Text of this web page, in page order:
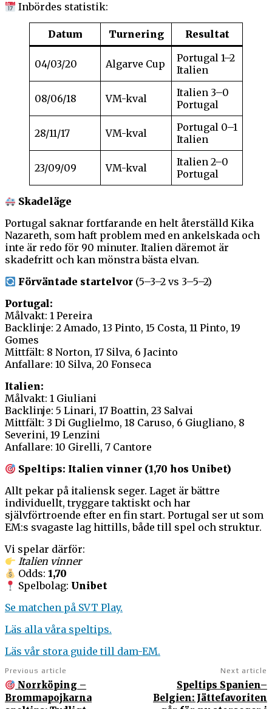
Inbördes statistik:
Datum Turnering Resultat
04/03/20 Algarve Cup
Portugal 1–2
Italien
08/06/18 VM-kval
Italien 3–0
Portugal
28/11/17 VM-kval
Portugal 0–1
Italien
23/09/09 VM-kval
Italien 2–0
Portugal
Skadeläge
Portugal saknar fortfarande en helt återställd Kika
Nazareth, som haft problem med en ankelskada och
inte är redo för 90 minuter. Italien däremot är
skadefritt och kan mönstra bästa elvan.
Förväntade startelvor (5–3–2 vs 3–5–2)
Portugal:
Målvakt: 1 Pereira
Backlinje: 2 Amado, 13 Pinto, 15 Costa, 11 Pinto, 19
Gomes
Mittfält: 8 Norton, 17 Silva, 6 Jacinto
Anfallare: 10 Silva, 20 Fonseca
Italien:
Målvakt: 1 Giuliani
Backlinje: 5 Linari, 17 Boattin, 23 Salvai
Mittfält: 3 Di Guglielmo, 18 Caruso, 6 Giugliano, 8
Severini, 19 Lenzini
Anfallare: 10 Girelli, 7 Cantore
Speltips: Italien vinner (1,70 hos Unibet)
Allt pekar på italiensk seger. Laget är bättre
individuellt, tryggare taktiskt och har
självförtroende efter en fin start. Portugal ser ut som
EM:s svagaste lag hittills, både till spel och struktur.
Vi spelar därför:
Italien vinner
Odds:1,70
Spelbolag: Unibet
Se matchen på SVT Play.
Läs alla våra speltips.
Läs vår stora guide till dam-EM.
Previous article
Norrköping –
Brommapojkarna
Next article
Speltips Spanien–
Belgien: Jättefavoriten